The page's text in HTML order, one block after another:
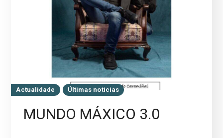
Actualidade Últimas noticias
MUNDO MÁXICO 3.0